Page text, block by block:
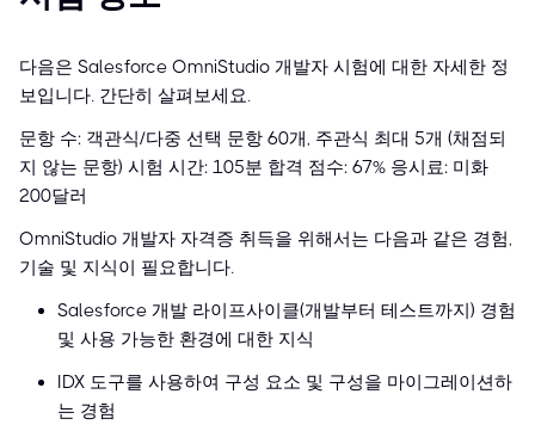
다음은 Salesforce OmniStudio 개발자 시험에 대한 자세한 정
보입니다. 간단히 살펴보세요.
문항 수: 객관식/다중 선택 문항 60개, 주관식 최대 5개 (채점되
지 않는 문항) 시험 시간: 105분 합격 점수: 67% 응시료: 미화
200달러
OmniStudio 개발자 자격증 취득을 위해서는 다음과 같은 경험,
기술 및 지식이 필요합니다.
Salesforce 개발 라이프사이클(개발부터 테스트까지) 경험
및 사용 가능한 환경에 대한 지식
IDX 도구를 사용하여 구성 요소 및 구성을 마이그레이션하
는 경험